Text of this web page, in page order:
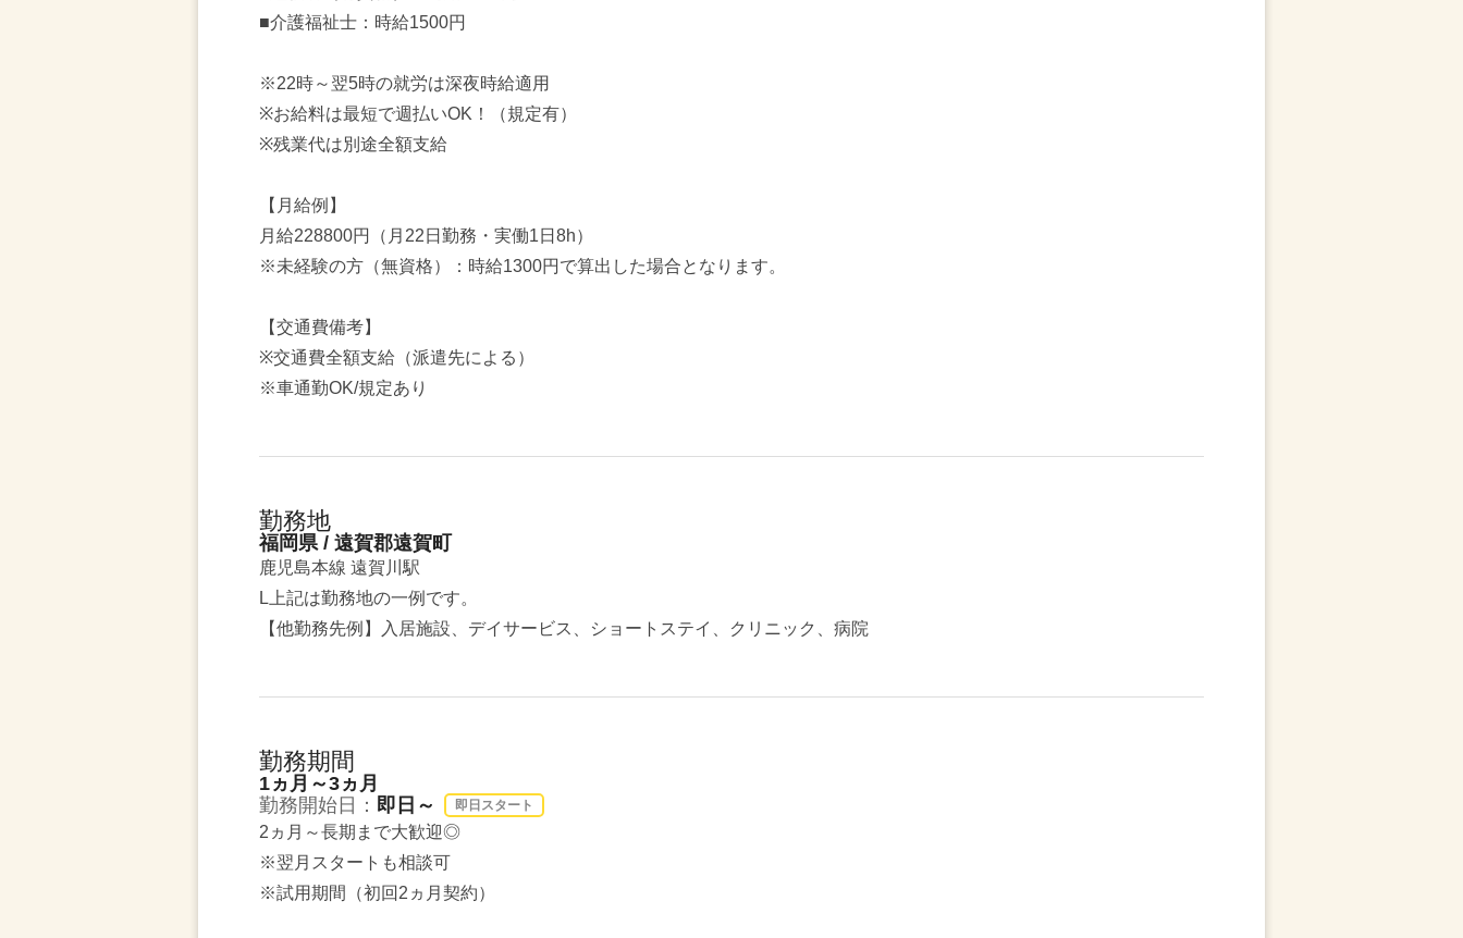
■介護福祉士：時給1500円
※22時～翌5時の就労は深夜時給適用
※お給料は最短で週払いOK！（規定有）
※残業代は別途全額支給
【月給例】
月給228800円（月22日勤務・実働1日8h）
※未経験の方（無資格）：時給1300円で算出した場合となります。
【交通費備考】
※交通費全額支給（派遣先による）
※車通勤OK/規定あり
勤務地
福岡県 / 遠賀郡遠賀町
鹿児島本線 遠賀川駅
L上記は勤務地の一例です。
【他勤務先例】入居施設、デイサービス、ショートステイ、クリニック、病院
勤務期間
1ヵ月～3ヵ月
勤務開始日： 即日～ 即日スタート
2ヵ月～長期まで大歓迎◎
※翌月スタートも相談可
※試用期間（初回2ヵ月契約）